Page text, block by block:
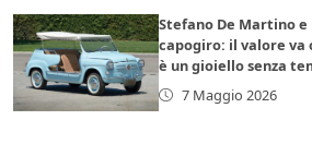
Stefano De Martino e
capogiro: il valore va
è un gioiello senza
7 Maggio 2026